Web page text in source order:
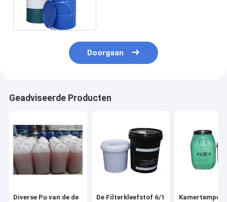
Doorgaan
Geadviseerde Producten
Diverse Pu van de de
De Filterkleefstof 6/1